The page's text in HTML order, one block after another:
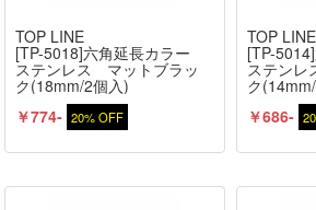
TOP LINE
[TP-5018]六角延長カラー
ステンレス マットブラッ
ク(18mm/2個入)
￥774- 20% OFF
TOP LINE
[TP-
ステン
ク
￥686-